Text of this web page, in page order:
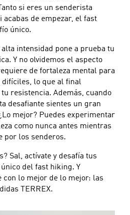
si eres un senderista
acabas de empezar, el fast
único.
intensidad pone a prueba tu
Y no olvidemos el aspecto
de fortaleza mental para
lo que al final
resistencia. Además, cuando
desafiante sientes un gran
mejor? Puedes experimentar
como nunca antes mientras
por los senderos.
Sal, actívate y desafía tus
del fast hiking. Y
con lo mejor de lo mejor: las
TERREX.